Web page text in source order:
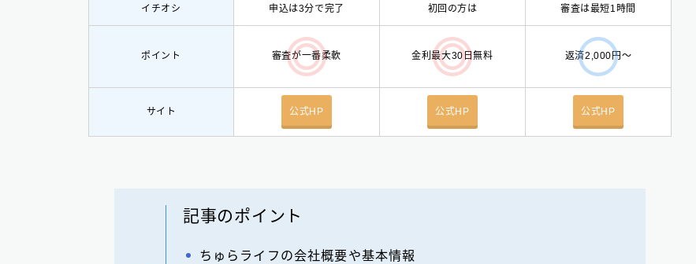
イチオシ 申込は3分で完了 初回の方は 審査は最短1時間
ポイント 審査が一番柔軟 金利最大30日無料 返済2,000円〜
サイト 公式HP 公式HP 公式HP
記事のポイント
ちゅらライフの会社概要や基本情報